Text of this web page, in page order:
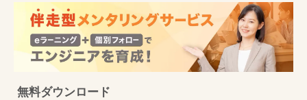
無料ダウンロード